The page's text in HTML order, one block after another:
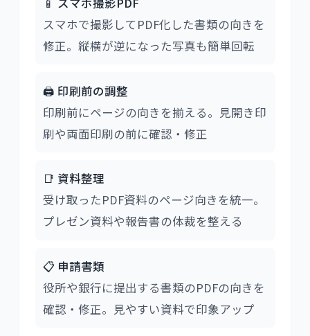
スマホで撮影してPDF化した書類の向きを
修正。縦横が逆になった写真も簡単回転
🖨️ 印刷前の調整
印刷前にページの向きを揃える。見開き印
刷や両面印刷の前に確認・修正
📑 資料整理
受け取ったPDF資料のページ向きを統一。
プレゼン資料や報告書の体裁を整える
📋 申請書類
役所や銀行に提出する書類のPDFの向きを
確認・修正。見やすい資料で印象アップ